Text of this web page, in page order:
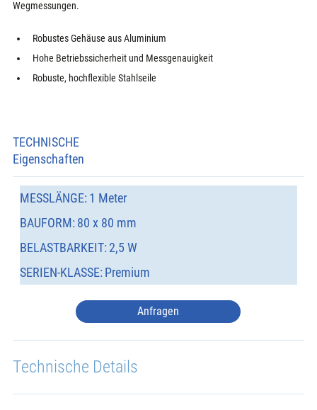
Wegmessungen.
Robustes Gehäuse aus Aluminium
Hohe Betriebssicherheit und Messgenauigkeit
Robuste, hochflexible Stahlseile
TECHNISCHE
Eigenschaften
MESSLÄNGE: 1 Meter
BAUFORM: 80 x 80 mm
BELASTBARKEIT: 2,5 W
SERIEN-KLASSE: Premium
Anfragen
Technische Details